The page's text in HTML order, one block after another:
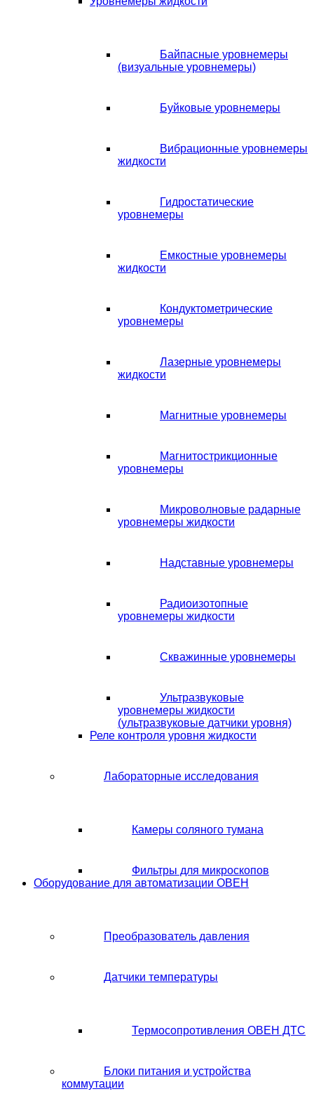
Байпасные уровнемеры
(визуальные уровнемеры)
Буйковые уровнемеры
Вибрационные уровнемеры
жидкости
Гидростатические
уровнемеры
Емкостные уровнемеры
жидкости
Кондуктометрические
уровнемеры
Лазерные уровнемеры
жидкости
Магнитные уровнемеры
Магнитострикционные
уровнемеры
Микроволновые радарные
уровнемеры жидкости
Надставные уровнемеры
Радиоизотопные
уровнемеры жидкости
Скважинные уровнемеры
Ультразвуковые
уровнемеры жидкости
(ультразвуковые датчики уровня)
Реле контроля уровня жидкости
Лабораторные исследования
Камеры соляного тумана
Фильтры для микроскопов
Оборудование для автоматизации ОВЕН
Преобразователь давления
Датчики температуры
Термосопротивления ОВЕН ДТС
Блоки питания и устройства
коммутации